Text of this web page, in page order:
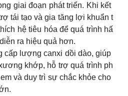
giai đoạn phát triển. Khi kết
tái tạo và gia tăng lợi khuẩn t
hệ tiêu hóa để quá trình hấ
ra hiệu quả hơn.
cấp lượng canxi dồi dào, giúp
khớp, hỗ trợ quá trình ph
và duy trì sự chắc khỏe cho